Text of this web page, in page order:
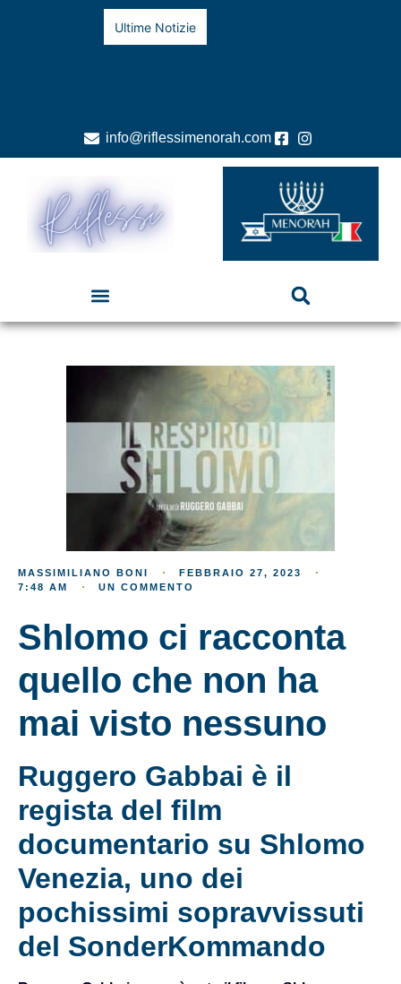
Ultime Notizie
info@riflessimenorah.com
MASSIMILIANO BONI
FEBBRAIO 27, 2023
7:48 AM
UN COMMENTO
Shlomo ci racconta
quello che non ha
mai visto nessuno
Ruggero Gabbai è il
regista del film
documentario su Shlomo
Venezia, uno dei
pochissimi sopravvissuti
del SonderKommando